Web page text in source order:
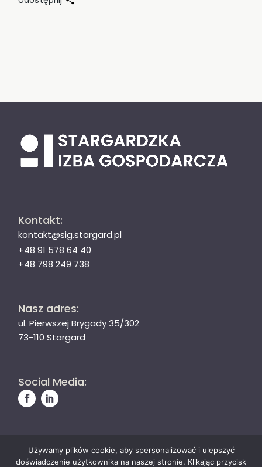
Kontakt:
kontakt@sig.stargard.pl
+48 91 578 64 40
+48 798 249 738
Nasz adres:
ul. Pierwszej Brygady 35/302
73-110 Stargard
Social Media:
© Stargardzka Izba Gospodarcza
Używamy plików cookie, aby spersonalizować i ulepszyć
doświadczenie użytkownika na naszej stronie. Klikając przycisk